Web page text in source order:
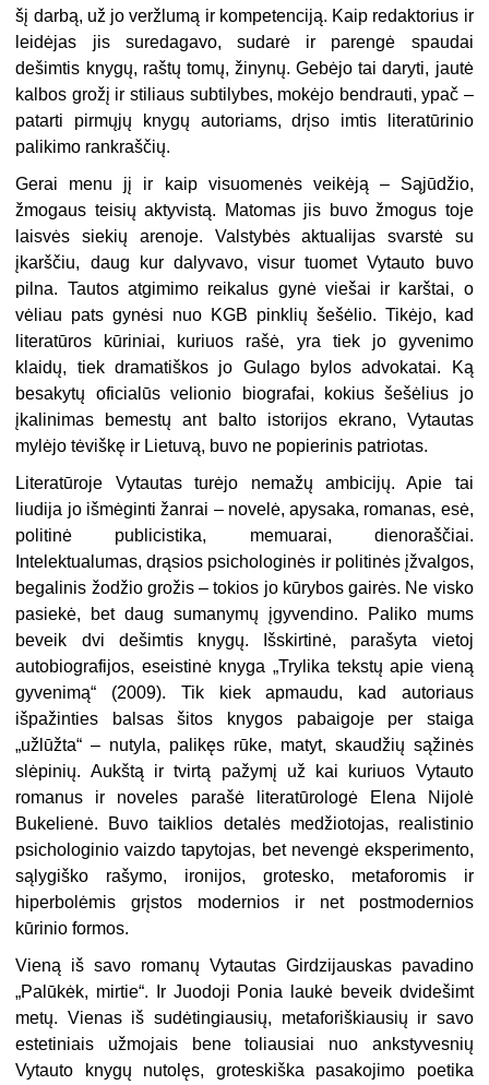
šį darbą, už jo veržlumą ir kompetenciją. Kaip redaktorius ir
leidėjas jis suredagavo, sudarė ir parengė spaudai
dešimtis knygų, raštų tomų, žinynų. Gebėjo tai daryti, jautė
kalbos grožį ir stiliaus subtilybes, mokėjo bendrauti, ypač –
patarti pirmųjų knygų autoriams, drįso imtis literatūrinio
palikimo rankraščių.
Gerai menu jį ir kaip visuomenės veikėją – Sąjūdžio,
žmogaus teisių aktyvistą. Matomas jis buvo žmogus toje
laisvės siekių arenoje. Valstybės aktualijas svarstė su
įkarščiu, daug kur dalyvavo, visur tuomet Vytauto buvo
pilna. Tautos atgimimo reikalus gynė viešai ir karštai, o
vėliau pats gynėsi nuo KGB pinklių šešėlio. Tikėjo, kad
literatūros kūriniai, kuriuos rašė, yra tiek jo gyvenimo
klaidų, tiek dramatiškos jo Gulago bylos advokatai. Ką
besakytų oficialūs velionio biografai, kokius šešėlius jo
įkalinimas bemestų ant balto istorijos ekrano, Vytautas
mylėjo tėviškę ir Lietuvą, buvo ne popierinis patriotas.
Literatūroje Vytautas turėjo nemažų ambicijų. Apie tai
liudija jo išmėginti žanrai – novelė, apysaka, romanas, esė,
politinė publicistika, memuarai, dienoraščiai.
Intelektualumas, drąsios psichologinės ir politinės įžvalgos,
begalinis žodžio grožis – tokios jo kūrybos gairės. Ne visko
pasiekė, bet daug sumanymų įgyvendino. Paliko mums
beveik dvi dešimtis knygų. Išskirtinė, parašyta vietoj
autobiografijos, eseistinė knyga „Trylika tekstų apie vieną
gyvenimą“ (2009). Tik kiek apmaudu, kad autoriaus
išpažinties balsas šitos knygos pabaigoje per staiga
„užlūžta“ – nutyla, palikęs rūke, matyt, skaudžių sąžinės
slėpinių. Aukštą ir tvirtą pažymį už kai kuriuos Vytauto
romanus ir noveles parašė literatūrologė Elena Nijolė
Bukelienė. Buvo taiklios detalės medžiotojas, realistinio
psichologinio vaizdo tapytojas, bet nevengė eksperimento,
sąlygiško rašymo, ironijos, grotesko, metaforomis ir
hiperbolėmis grįstos modernios ir net postmodernios
kūrinio formos.
Vieną iš savo romanų Vytautas Girdzijauskas pavadino
„Palūkėk, mirtie“. Ir Juodoji Ponia laukė beveik dvidešimt
metų. Vienas iš sudėtingiausių, metaforiškiausių ir savo
estetiniais užmojais bene toliausiai nuo ankstyvesnių
Vytauto knygų nutolęs, groteskiška pasakojimo poetika